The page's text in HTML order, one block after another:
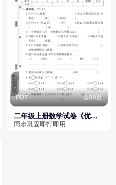
PDF 全80页
二年级上册数学试卷《优佳
好卷》XS版
同步巩固即打即用